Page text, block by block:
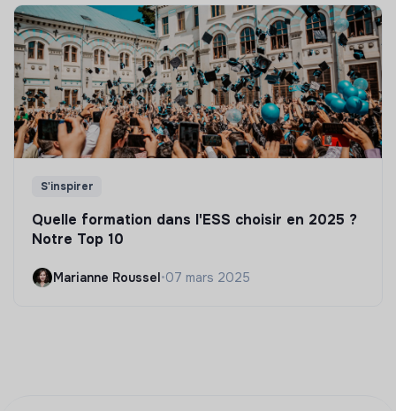
S'inspirer
Quelle formation dans l'ESS choisir en 2025 ?
Notre Top 10
Marianne Roussel•07 mars 2025